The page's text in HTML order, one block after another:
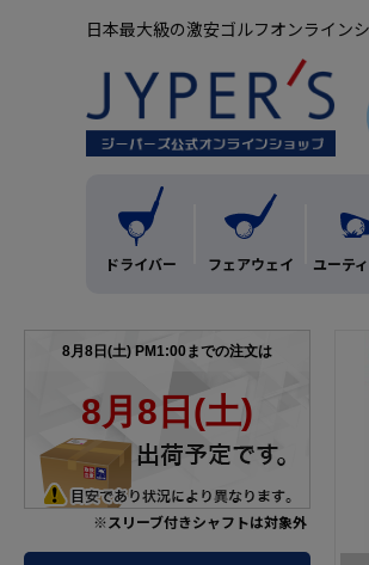
日本最大級の激安ゴルフオンライン
ドライバー フェアウェイ ユーテ
※スリーブ付きシャフトは対象外